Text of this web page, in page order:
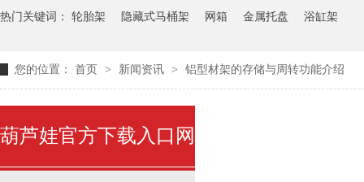
热门关键词： 轮胎架 隐藏式马桶架 网箱 金属托盘 浴缸架
您的位置： 首页 > 新闻资讯 > 铝型材架的存储与周转功能介绍
葫芦娃官方下载入口网